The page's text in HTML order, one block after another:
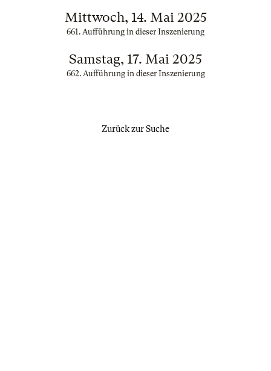
Mittwoch, 14. Mai 2025
661. Aufführung in dieser Inszenierung
Samstag, 17. Mai 2025
662. Aufführung in dieser Inszenierung
Zurück zur Suche